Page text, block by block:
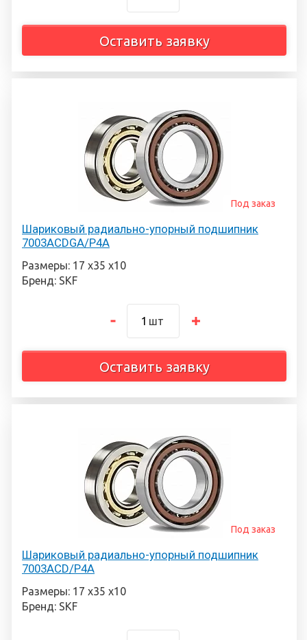
Оставить заявку
Шариковый радиально-упорный подшипник
7003ACDGA/P4A
Под заказ
Размеры: 17 х35 х10
Бренд: SKF
шт
Оставить заявку
Шариковый радиально-упорный подшипник
7003ACD/P4A
Под заказ
Размеры: 17 х35 х10
Бренд: SKF